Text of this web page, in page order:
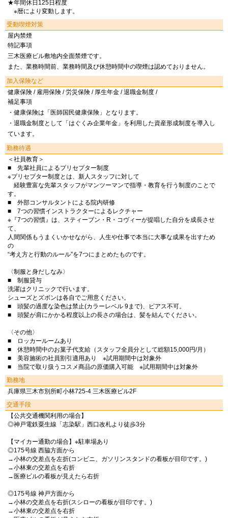
★年間休日125日程度
※暦により変動します。
受動喫煙対策
屋内禁煙
特記事項
三木医療ビル敷地内全面禁煙です。
また、業務時間前、業務時間及び休憩時間中の喫煙は認めておりません。
加入保険など
健康保険 / 雇用保険 / 労災保険 / 厚生年金 / 退職金制度 /
補足事項
・健康保険は「医師国民健康保険」となります。
・退職金制度として「はぐくみ企業年金」を利用した資産形成制度を導入し
ています。
勤務待遇
＜社員教育＞
■ 先輩社員によるプリセプター制度
※プリセプター制度とは、新人スタッフに対して
経験豊富な先輩スタッフがマンツーマンで指導・教育を行う制度のことで
す。
■ 外部コンサルタントによる院内研修
■ 7つの習慣インストラクターによるレクチャー
※『7つの習慣』は、スティーブン・R・コヴィーが提唱した自分を成長させ
て、
人間関係もうまくいかせながら、人生や仕事で本当に大事な成果を出すため
の
“考え方と行動のルール”を7つにまとめたものです。
〈制服と身だしなみ〉
■ 制服貸与
洗濯はクリニックで行います。
シューズとズボンは各自でご用意ください。
■ 頭髪の過度な染色は禁止(カラーレベル 9まで)、ピアス不可。
■ 頭髪が肩にかかる程度以上の長さの場合は、髪を結んでください。
〈その他〉
■ ロッカールームあり
■ 休憩時間中のお菓子代支給（スタッフ全員分として総額15,000円/月）
■ 美容施術の社員割引適用あり ※試用期間中は対象外
■ 当院で取り扱うコスメ商品の原価購入可能 ※試用期間中は対象外
勤務地
兵庫県三木市別所町小林725-4 三木医療ビル2F
交通手段
【公共交通機関利用の場合】
◎神戸電鉄粟生線「志染駅」西口改札より徒歩3分
【マイカー通勤の場合】※駐車場あり
◎175号線 西脇方面から
→小林の交差点を左折(コンビニ、ガソリンスタンドの看板が目印です。)
→小林東の交差点を右折
→医療ビルの看板が見えたら右折
◎175号線 神戸方面から
→小林の交差点を右折(スシローの看板が目印です。)
→小林東の交差点を右折